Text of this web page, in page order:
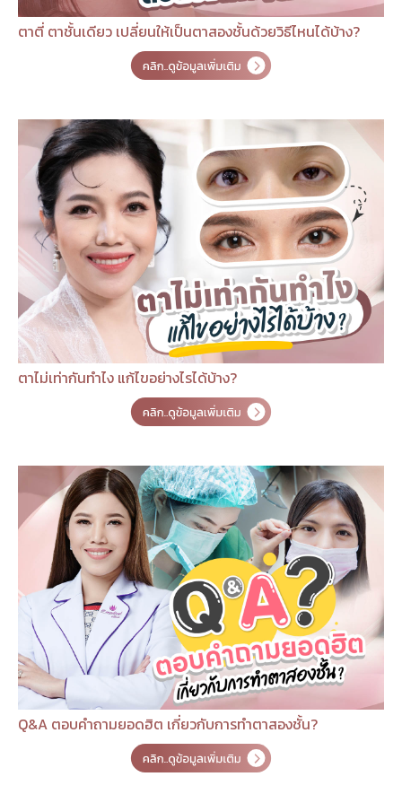
ตาตี่ ตาชั้นเดียว เปลี่ยนให้เป็นตาสองชั้นด้วยวิธีไหนได้บ้าง?
ตาไม่เท่ากันทำไง แก้ไขอย่างไรได้บ้าง?
Q&A ตอบคำถามยอดฮิต เกี่ยวกับการทำตาสองชั้น?